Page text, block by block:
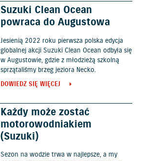
Suzuki Clean Ocean
powraca do Augustowa
Jesienią 2022 roku pierwsza polska edycja
globalnej akcji Suzuki Clean Ocean odbyła się
w Augustowie, gdzie z młodzieżą szkolną
sprzątaliśmy brzeg jeziora Necko.
DOWIEDZ SIĘ WIĘCEJ
Każdy może zostać
motorowodniakiem
(Suzuki)
Sezon na wodzie trwa w najlepsze, a my